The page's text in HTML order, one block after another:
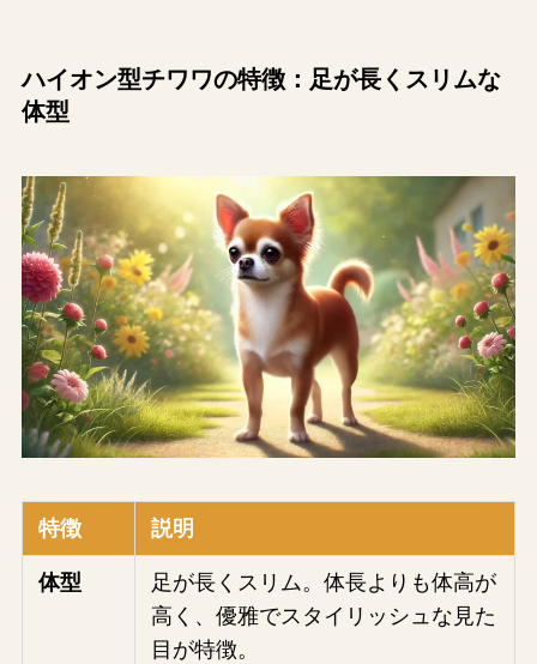
ハイオン型チワワの特徴：足が長くスリムな
体型
特徴 説明
体型
足が長くスリム。体長よりも体高が
高く、優雅でスタイリッシュな見た
目が特徴。